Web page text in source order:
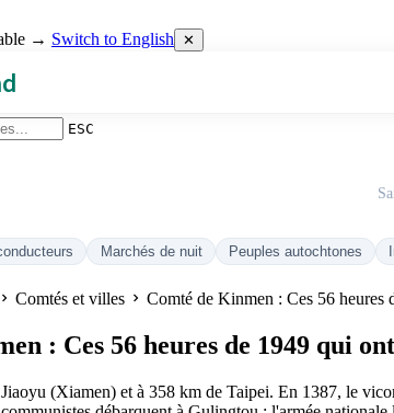
→ Switch to English ✕
ESC
Marchés de nuit Peuples autochtones
Comtés et villes Comté de Kinmen : Ces 56 heures
: Ces 56 heures de 1949 qui
(Xiamen) et à 358 km de Taipei. En 1387, le